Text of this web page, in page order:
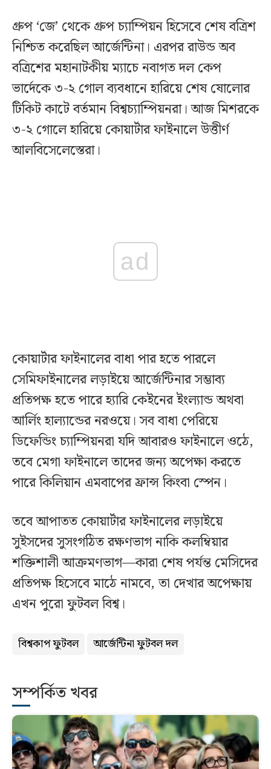
গ্রুপ ‘জে’ থেকে গ্রুপ চ্যাম্পিয়ন হিসেবে শেষ বত্রিশ
নিশ্চিত করেছিল আর্জেন্টিনা। এরপর রাউন্ড অব
বত্রিশের মহানাটকীয় ম্যাচে নবাগত দল কেপ
ভার্দেকে ৩-২ গোল ব্যবধানে হারিয়ে শেষ ষোলোর
টিকিট কাটে বর্তমান বিশ্বচ্যাম্পিয়নরা। আজ মিশরকে
৩-২ গোলে হারিয়ে কোয়ার্টার ফাইনালে উত্তীর্ণ
আলবিসেলেস্তেরা।
ad
কোয়ার্টার ফাইনালের বাধা পার হতে পারলে
সেমিফাইনালের লড়াইয়ে আর্জেন্টিনার সম্ভাব্য
প্রতিপক্ষ হতে পারে হ্যারি কেইনের ইংল্যান্ড অথবা
আর্লিং হাল্যান্ডের নরওয়ে। সব বাধা পেরিয়ে
ডিফেন্ডিং চ্যাম্পিয়নরা যদি আবারও ফাইনালে ওঠে,
তবে মেগা ফাইনালে তাদের জন্য অপেক্ষা করতে
পারে কিলিয়ান এমবাপের ফ্রান্স কিংবা স্পেন।
তবে আপাতত কোয়ার্টার ফাইনালের লড়াইয়ে
সুইসদের সুসংগঠিত রক্ষণভাগ নাকি কলম্বিয়ার
শক্তিশালী আক্রমণভাগ—কারা শেষ পর্যন্ত মেসিদের
প্রতিপক্ষ হিসেবে মাঠে নামবে, তা দেখার অপেক্ষায়
এখন পুরো ফুটবল বিশ্ব।
বিশ্বকাপ ফুটবল আর্জেন্টিনা ফুটবল দল
সম্পর্কিত খবর